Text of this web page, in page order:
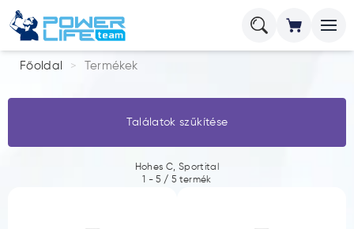
Főoldal Termékek
Találatok szűkítése
Hohes C, Sportital
1 -5 / 5 termék